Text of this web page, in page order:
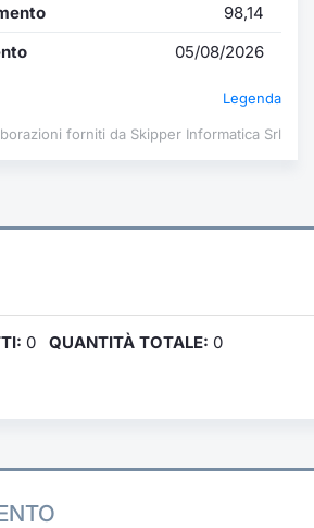
98,14
05/08/2026
Legenda
forniti da Skipper Informatica Srl
0 QUANTITÀ TOTALE: 0